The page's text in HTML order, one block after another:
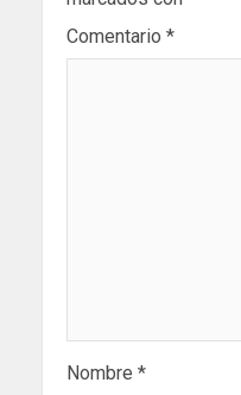
Comentario *
Nombre *